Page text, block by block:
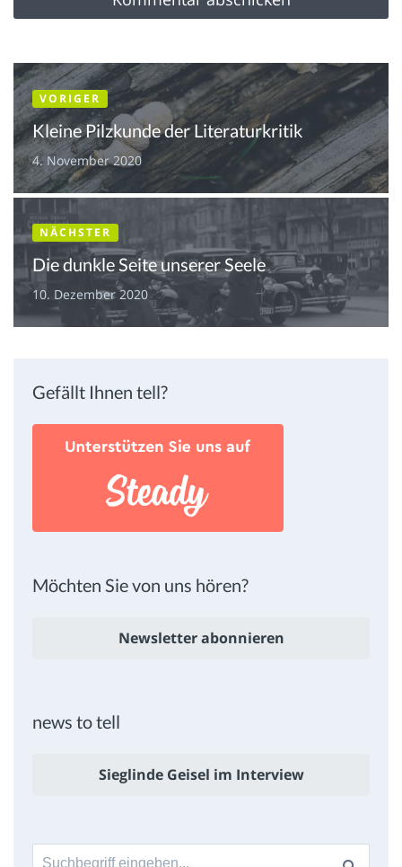
VORIGER
Kleine Pilzkunde der Literaturkritik
4. November 2020
NÄCHSTER
Die dunkle Seite unserer Seele
10. Dezember 2020
Gefällt Ihnen tell?
Möchten Sie von uns hören?
Newsletter abonnieren
news to tell
Sieglinde Geisel im Interview
Suche